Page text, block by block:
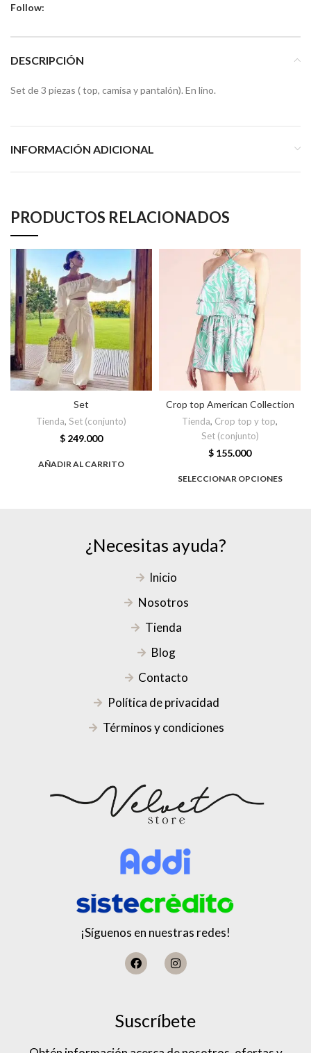
Follow:
DESCRIPCIÓN
Set de 3 piezas ( top, camisa y pantalón). En lino.
INFORMACIÓN ADICIONAL
PRODUCTOS RELACIONADOS
Set
Tienda, Set (conjunto)
$ 249.000
AÑADIR AL CARRITO
Crop top American Collection
Tienda, Crop top y top,
Set (conjunto)
$ 155.000
SELECCIONAR OPCIONES
¿Necesitas ayuda?
Inicio
Nosotros
Tienda
Blog
Contacto
Política de privacidad
Términos y condiciones
¡Síguenos en nuestras redes!
Suscríbete